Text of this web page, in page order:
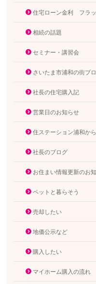
住宅ローン金利 フラッ
相続の話題
セミナー・講習会
さいたま市浦和の街ブ
社長の住宅購入記
営業日のお知らせ
住ステーション浦和か
社長のブログ
お住まい情報更新のお
ペットと暮らそう
売却したい
地価公示など
購入したい
マイホーム購入の流れ